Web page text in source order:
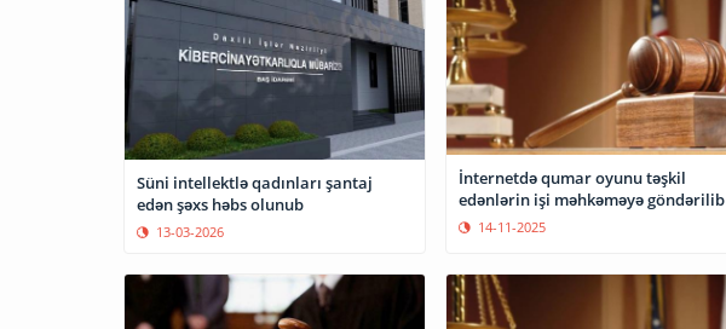
Süni intellektlə qadınları şantaj
edən şəxs həbs olunub
13-03-2026
İnternetdə qumar oyunu təşkil
edənlərin işi məhkəməyə göndərilib
14-11-2025